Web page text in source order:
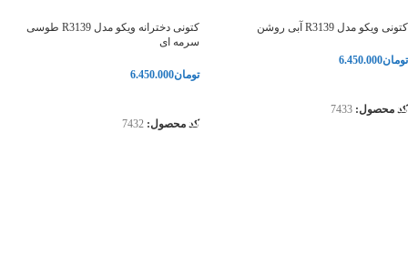
کتونی ویکو مدل R3139 آبی روشن
تومان6.450.000
کد محصول: 7433
کتونی دخترانه ویکو مدل R3139 طوسی
سرمه ای
تومان6.450.000
کد محصول: 7432